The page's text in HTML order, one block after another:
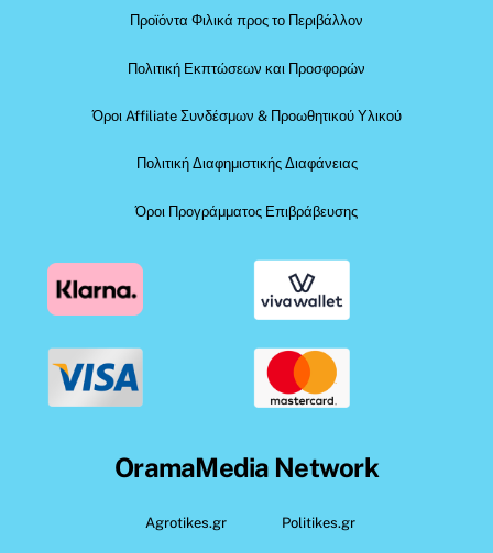
Προϊόντα Φιλικά προς το Περιβάλλον
Πολιτική Εκπτώσεων και Προσφορών
Όροι Affiliate Συνδέσμων & Προωθητικού Υλικού
Πολιτική Διαφημιστικής Διαφάνειας
Όροι Προγράμματος Επιβράβευσης
OramaMedia Network
Agrotikes.gr Politikes.gr